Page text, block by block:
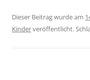
Dieser Beitrag wurde am
Kinderveröffentlicht.